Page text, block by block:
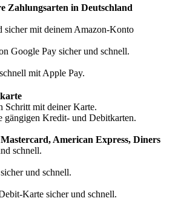
Zahlungsarten in Deutschland
sicher mit deinem Amazon-Konto
Google Pay sicher und schnell.
mit Apple Pay.
Schritt mit deiner Karte.
gängigen Kredit- und Debitkarten.
American Express, Diners
schnell.
und schnell.
Karte sicher und schnell.